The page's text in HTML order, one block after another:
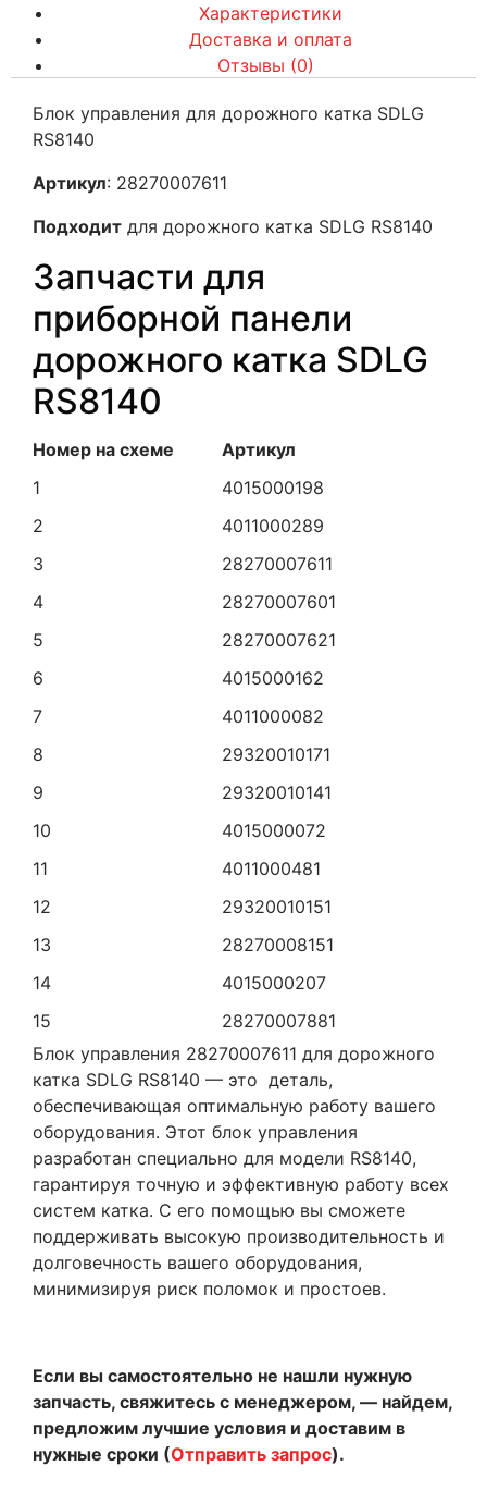
Характеристики
Доставка и оплата
Отзывы (0)
Блок управления для дорожного катка SDLG
RS8140
Артикул: 28270007611
Подходит для дорожного катка SDLG RS8140
Запчасти для
приборной панели
дорожного катка SDLG
RS8140
Номер на схеме
Артикул
1
4015000198
2
4011000289
3
28270007611
4
28270007601
5
28270007621
6
4015000162
7
4011000082
8
29320010171
9
29320010141
10
4015000072
11
4011000481
12
29320010151
13
28270008151
14
4015000207
15
28270007881
Блок управления 28270007611 для дорожного
катка SDLG RS8140 — это деталь,
обеспечивающая оптимальную работу вашего
оборудования. Этот блок управления
разработан специально для модели RS8140,
гарантируя точную и эффективную работу всех
систем катка. С его помощью вы сможете
поддерживать высокую производительность и
долговечность вашего оборудования,
минимизируя риск поломок и простоев.
Если вы самостоятельно не нашли нужную
запчасть, свяжитесь с менеджером, — найдем,
предложим лучшие условия и доставим в
нужные сроки (Отправить запрос).